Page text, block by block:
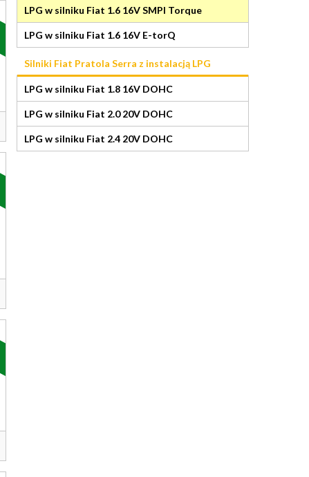
LPG w silniku Fiat 1.6 16V SMPI Torque
LPG w silniku Fiat 1.6 16V E-torQ
Silniki Fiat Pratola Serra z instalacją LPG
LPG w silniku Fiat 1.8 16V DOHC
LPG w silniku Fiat 2.0 20V DOHC
LPG w silniku Fiat 2.4 20V DOHC